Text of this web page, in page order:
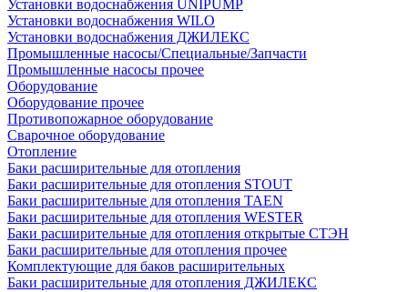
Установки водоснабжения UNIPUMP
Установки водоснабжения WILO
Установки водоснабжения ДЖИЛЕКС
Промышленные насосы/Специальные/Запчасти
Промышленные насосы прочее
Оборудование
Оборудование прочее
Противопожарное оборудование
Сварочное оборудование
Отопление
Баки расширительные для отопления
Баки расширительные для отопления STOUT
Баки расширительные для отопления TAEN
Баки расширительные для отопления WESTER
Баки расширительные для отопления открытые СТЭН
Баки расширительные для отопления прочее
Комплектующие для баков расширительных
Баки расширительные для отопления ДЖИЛЕКС